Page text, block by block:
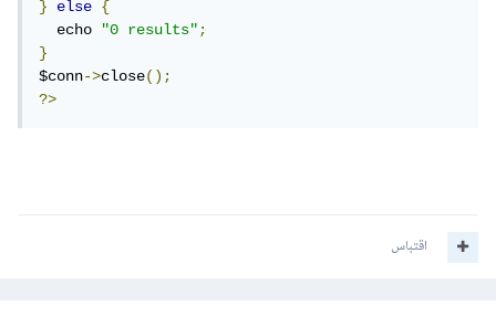
}
else
{
  echo
"0 results";
}
$conn->close();
?>
اقتباس